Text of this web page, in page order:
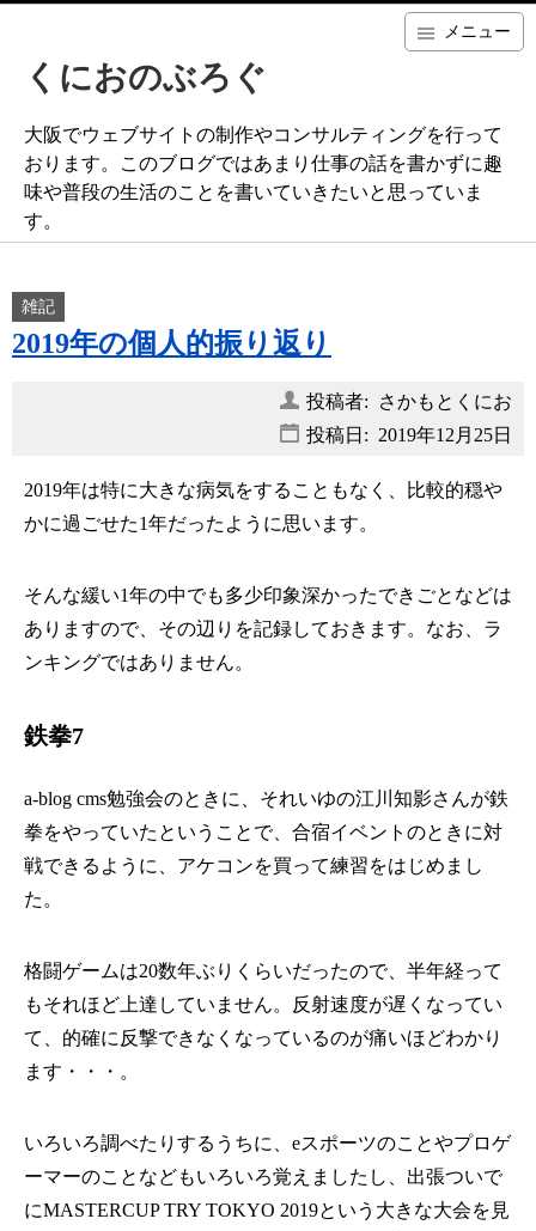
メニュー
くにおのぶろぐ
大阪でウェブサイトの制作やコンサルティングを行って
おります。このブログではあまり仕事の話を書かずに趣
味や普段の生活のことを書いていきたいと思っていま
す。
雑記
2019年の個人的振り返り
投稿者: さかもとくにお
投稿日: 2019年12月25日
2019年は特に大きな病気をすることもなく、比較的穏や
かに過ごせた1年だったように思います。
そんな緩い1年の中でも多少印象深かったできごとなどは
ありますので、その辺りを記録しておきます。なお、ラ
ンキングではありません。
鉄拳7
a-blog cms勉強会のときに、それいゆの江川知影さんが鉄
拳をやっていたということで、合宿イベントのときに対
戦できるように、アケコンを買って練習をはじめまし
た。
格闘ゲームは20数年ぶりくらいだったので、半年経って
もそれほど上達していません。反射速度が遅くなってい
て、的確に反撃できなくなっているのが痛いほどわかり
ます・・・。
いろいろ調べたりするうちに、eスポーツのことやプロゲ
ーマーのことなどもいろいろ覚えましたし、出張ついで
にMASTERCUP TRY TOKYO 2019という大きな大会を見